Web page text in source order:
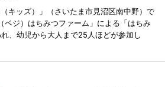
キッズ）」（さいたま市見沼区南中野）で
ベジ）はちみつファーム」による「はちみ
、幼児から大人まで25人ほどが参加し